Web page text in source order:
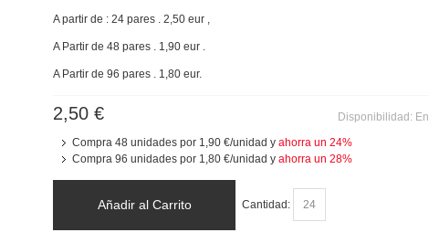
A partir de : 24 pares . 2,50 eur ,
A Partir de 48 pares . 1,90 eur .
A Partir de 96 pares . 1,80 eur.
Disponibilidad:
2,50 €
Compra 48 unidades por 1,90 €/unidad y ahorra un 24%
Compra 96 unidades por 1,80 €/unidad y ahorra un 28%
Cantidad:
Añadir al Carrito